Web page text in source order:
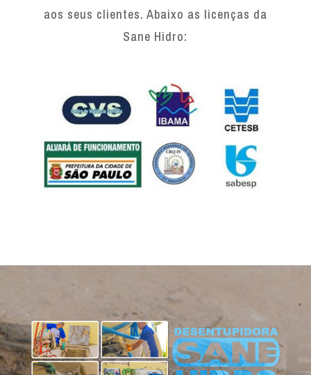
aos seus clientes. Abaixo as licenças da
Sane Hidro: